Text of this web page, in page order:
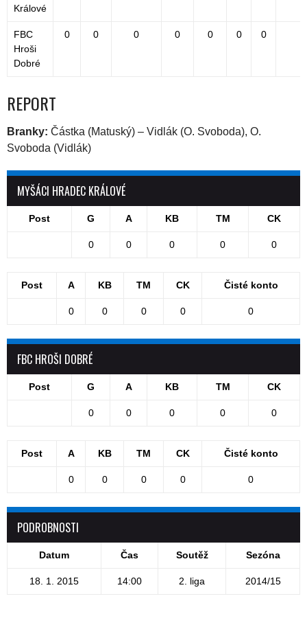
Králové
FBC
Hroši
Dobré
0 0 0 0 0 0 0
REPORT
Branky: Částka (Matuský) – Vidlák (O. Svoboda), O.
Svoboda (Vidlák)
MYŠÁCI HRADEC KRÁLOVÉ
Post G A KB TM CK
0 0 0 0 0
Post A KB TM CK Čisté konto
0 0 0 0 0
FBC HROŠI DOBRÉ
Post G A KB TM CK
0 0 0 0 0
Post A KB TM CK Čisté konto
0 0 0 0 0
PODROBNOSTI
Datum Čas Soutěž Sezóna
18. 1. 2015 14:00 2. liga 2014/15